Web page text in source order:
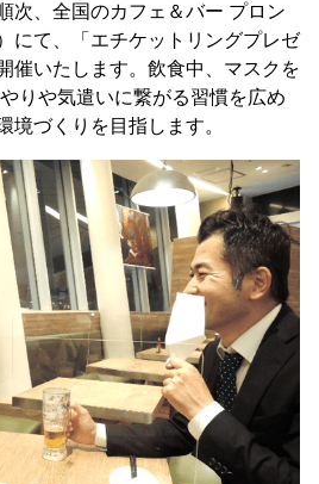
次、全国のカフェ＆バー プロン
にて、「エチケットリングプレゼ
催いたします。飲食中、マスクを
りや気遣いに繋がる習慣を広め
境づくりを目指します。